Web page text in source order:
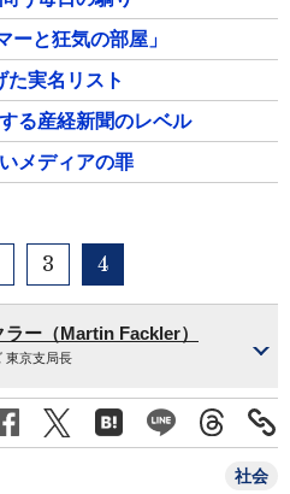
ーと狂気の部屋」
た実名リスト
る産経新聞のレベル
メディアの罪
3 4
ー（Martin Fackler）
東京支局長
社会